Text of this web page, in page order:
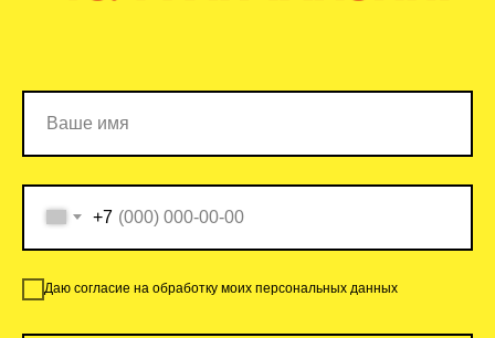
+7
Даю согласие на обработку моих персональных данных